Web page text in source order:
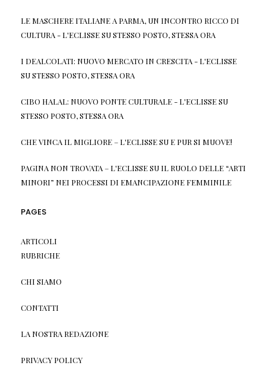
LE MASCHERE ITALIANE A PARMA, UN INCONTRO RICCO DI
CULTURA - L'ECLISSESUSTESSO POSTO, STESSA ORA
I DEALCOLATI: NUOVO MERCATO IN CRESCITA - L'ECLISSE
SUSTESSO POSTO, STESSA ORA
CIBO HALAL: NUOVO PONTE CULTURALE - L'ECLISSESU
STESSO POSTO, STESSA ORA
CHE VINCA IL MIGLIORE – L'ECLISSESU E PUR SI MUOVE!
PAGINA NON TROVATA – L'ECLISSESU IL RUOLO DELLE “ARTI
MINORI” NEI PROCESSI DI EMANCIPAZIONE FEMMINILE
PAGES
ARTICOLI
RUBRICHE
CHI SIAMO
CONTATTI
LA NOSTRA REDAZIONE
PRIVACY POLICY